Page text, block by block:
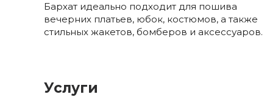
Бархат идеально подходит для пошива
вечерних платьев, юбок, костюмов, а также
стильных жакетов, бомберов и аксессуаров.
Услуги